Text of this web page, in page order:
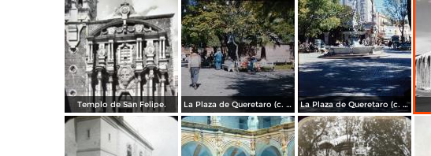
Templo de San Felipe. La Plaza de Queretaro (c. 1953). La Plaza de Queretaro (c. 1953).